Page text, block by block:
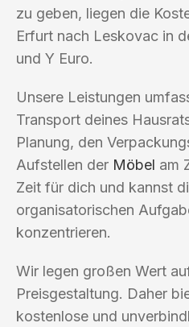
zu geben, liegen die
Erfurt nach Leskovac in
und Y Euro.
Unsere Leistungen
Transport deines
Planung, den
Aufstellen der Möbel am
Zeit für dich und kannst
organisatorischen
konzentrieren.
Wir legen großen Wert
Preisgestaltung. Daher
kostenlose und